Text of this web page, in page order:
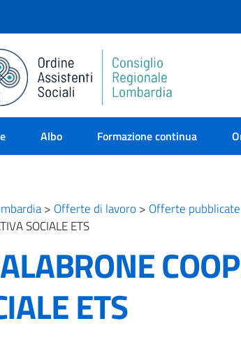
Albo Formazione continua
> Offerte di lavoro > Offerte pubblicate
SOCIALE ETS
ETS